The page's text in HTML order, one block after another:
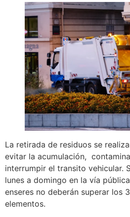
La retirada de residuos se
evitar la acumulación,
interrumpir el transito vehicular.
lunes a domingo en la vía
enseres no deberán superar los
elementos.